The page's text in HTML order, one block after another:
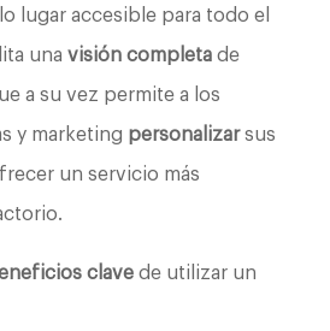
lugar accesible para todo el
una visión completade
a su vez permite a los
y marketing personalizarsus
un servicio más
clavede utilizar un